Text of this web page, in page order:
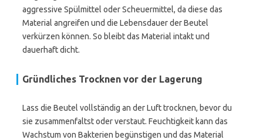
aggressive Spülmittel oder Scheuermittel, da diese das
Material angreifen und die Lebensdauer der Beutel
verkürzen können. So bleibt das Material intakt und
dauerhaft dicht.
Gründliches Trocknen vor der Lagerung
Lass die Beutel vollständig an der Luft trocknen, bevor du
sie zusammenfaltst oder verstaut. Feuchtigkeit kann das
Wachstum von Bakterien begünstigen und das Material